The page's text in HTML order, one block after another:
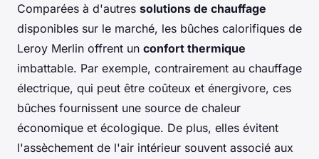
Comparées à d'autres solutions de chauffage
disponibles sur le marché, les bûches calorifiques de
Leroy Merlin offrent un confort thermique
imbattable. Par exemple, contrairement au chauffage
électrique, qui peut être coûteux et énergivore, ces
bûches fournissent une source de chaleur
économique et écologique. De plus, elles évitent
l'assèchement de l'air intérieur souvent associé aux